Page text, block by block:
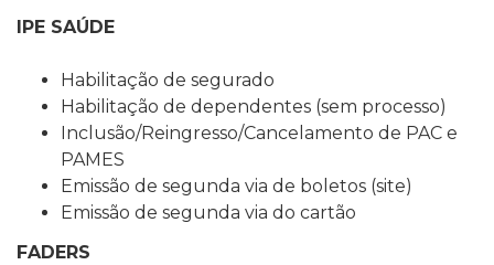
IPE SAÚDE
Habilitação de segurado
Habilitação de dependentes (sem processo)
Inclusão/Reingresso/Cancelamento de PAC e
PAMES
Emissão de segunda via de boletos (site)
Emissão de segunda via do cartão
FADERS